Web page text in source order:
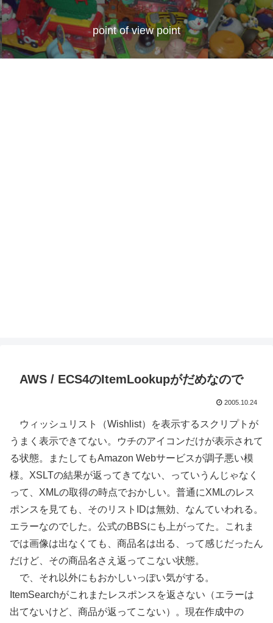
point of view point
AWS / ECS4のItemLookupがだめなので
2005.10.24
ウィッシュリスト（Wishlist）を表示するスクリプトが
うまく表示できてない。ウチのアイコンだけが表示されて
る状態。またしてもAmazon Webサービスが調子悪い模
様。XSLTの結果が返ってきてない、っていうんじゃなく
って、XMLの取得の時点でおかしい。普通にXMLのレス
ポンスを見ても、そのリストIDは無効、なんていわれる。
エラーなのでした。公式のBBSにも上がってた。これま
では画像は出なくても、商品名は出る、って感じだったん
だけど、その商品名さえ返ってこない状態。
で、それ以外にもおかしいっぽい気がする。
ItemSearchがこれまたレスポンスを返さない（エラーは
出てないけど、商品が返ってこない）。現在作成中の